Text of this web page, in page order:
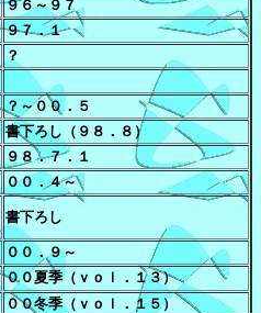
９６～９７
９７．１
？
？～００．５
書下ろし（９８．８）
９８．７．１
００．４～
書下ろし
００．９～
００夏季（ｖｏｌ．１３）
００冬季（ｖｏｌ．１５）